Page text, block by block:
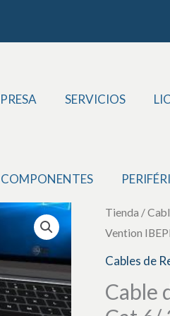
SERVICIOS
COMPONENTES
Tienda /
Vention
Cables de
Cable
Cable
de
Red
UTP